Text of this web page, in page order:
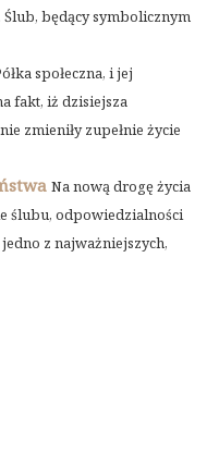
będący symbolicznym
społeczna, i jej
fakt, iż dzisiejsza
zmieniły zupełnie życie
Na nową drogę życia
ślubu, odpowiedzialności
z najważniejszych,